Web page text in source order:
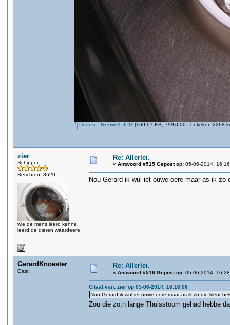
Deense_Nieuwe1.JPG (169.07 KB, 799x600 - bekeken 2268
zier
Schipper
Berichten: 3620
wie de mens leerd kenne,
leerd de dieren waardeere
Re: Allerlei.
« Antwoord #515 Gepost op: 05-06-2014,
Nou Gerard ik wul iet ouwe oere maar as ik
GerardKnoester
Gast
Re: Allerlei.
« Antwoord #516 Gepost op: 05-06-2014,
Citaat van: zier op 05-06-2014, 16:16:06
Nou Gerard ik wul iet ouwe oere maar as ik zo die kleur
Zou die zo,n lange Thuisstoom gehad hebbe